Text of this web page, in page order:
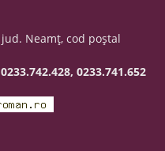
Neamţ, cod poştal
0233.741.652